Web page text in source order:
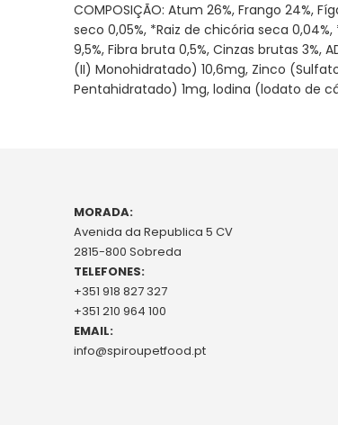
COMPOSIÇÃO: Atum 26%, Frango 24%,
seco 0,05%, *Raiz de chicória seca 0,04%,
9,5%, Fibra bruta 0,5%, Cinzas brutas 3%,
(II) Monohidratado) 10,6mg, Zinco
Pentahidratado) 1mg, lodina (lodato de
MORADA:
Avenida da Republica 5 CV
2815-800 Sobreda
TELEFONES:
+351 918 827 327
+351 210 964 100
EMAIL:
info@spiroupetfood.pt